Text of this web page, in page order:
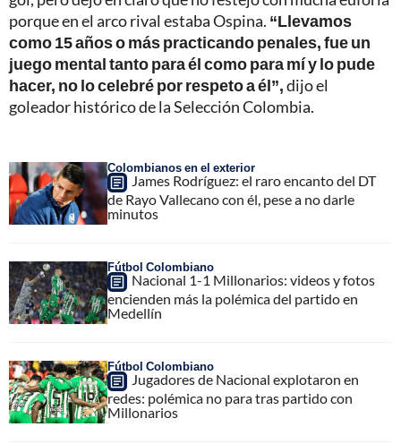
porque en el arco rival estaba Ospina. “Llevamos
como 15 años o más practicando penales, fue un
juego mental tanto para él como para mí y lo pude
hacer, no lo celebré por respeto a él”,dijo el
goleador histórico de la Selección Colombia.
Colombianos en el exterior
James Rodríguez: el raro encanto del DT
de Rayo Vallecano con él, pese a no darle
minutos
Fútbol Colombiano
Nacional 1-1 Millonarios: videos y fotos
encienden más la polémica del partido en
Medellín
Fútbol Colombiano
Jugadores de Nacional explotaron en
redes: polémica no para tras partido con
Millonarios